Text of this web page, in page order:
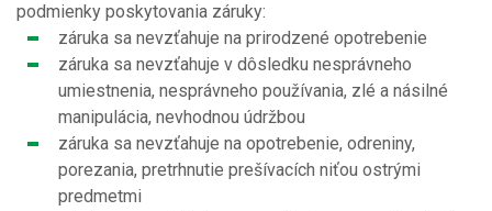
podmienky poskytovania záruky:
záruka sa nevzťahuje na prirodzené opotrebenie
záruka sa nevzťahuje v dôsledku nesprávneho
umiestnenia, nesprávneho používania, zlé a násilné
manipulácia, nevhodnou údržbou
záruka sa nevzťahuje na opotrebenie, odreniny,
porezania, pretrhnutie prešívacích niťou ostrými
predmetmi